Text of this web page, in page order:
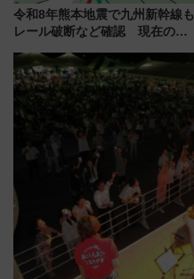
令和8年熊本地震で九州新幹線も
レール破断など確認 現在の運